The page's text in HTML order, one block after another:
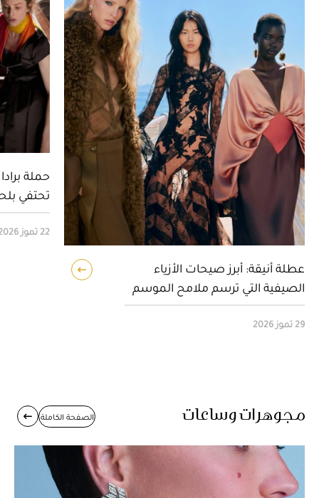
عطلة أنيقة: أبرز صيحات الأزياء
الصيفية التي ترسم ملامح الموسم
29 تموز 2026
تحتفي
22 تموز 2026
مجوهرات وساعات الصفحة الكاملة